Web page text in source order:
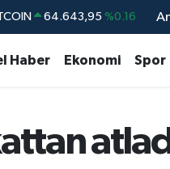
64.643,95 %0.16
ALTIN 6500.87 %0.12
Haber Ekonomi Spor